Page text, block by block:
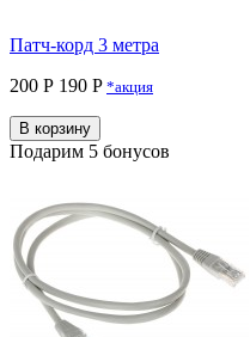
Патч-корд 3 метра
200 Р 190 P *акция
В корзину
Подарим 5 бонусов